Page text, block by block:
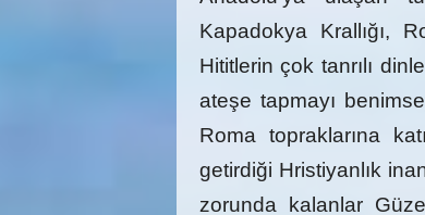
Kapadokya Krallığı,
Hititlerin çok tanrılı
ateşe tapmayı
Roma topraklarına
getirdiği Hristiyanlık
zorunda kalanlar